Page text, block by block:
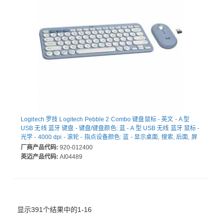
Logitech 罗技 Logitech Pebble 2 Combo 键盘鼠标 - 英文 - A 型
USB 无线 蓝牙 键盘 - 键盘/键盘颜色: 蓝 - A 型 USB 无线 蓝牙 鼠标 -
光学 - 4000 dpi - 滚轮 - 指点设备颜色: 蓝 - 显示桌面, 搜索, 后面, 屏
幕截图 热键 - AA, AAA - 兼容 Chromebook, 通用, 笔记本电脑 用于
PC, Mac
厂商产品代码: 920-012400
英迈产品代码: AI04489
显示391个结果中的1-16